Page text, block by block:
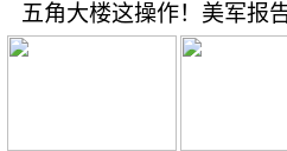
五角大楼这操作！美军报